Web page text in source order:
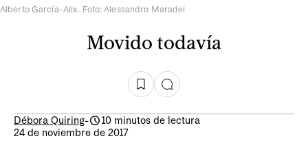
Alberto García-Alix. Foto: Alessandro Maradei
Movido todavía
Débora Quiring-
10 minutos de lectura
24 de noviembre de 2017